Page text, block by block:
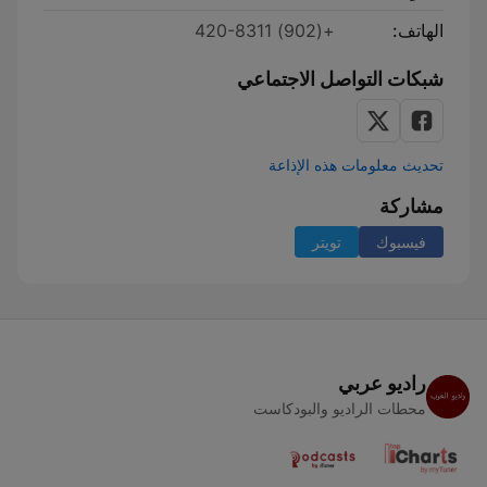
الهاتف:
+(902) 420-8311
شبكات التواصل الاجتماعي
تحديث معلومات هذه الإذاعة
مشاركة
فيسبوك تويتر
راديو عربي
محطات الراديو والبودكاست